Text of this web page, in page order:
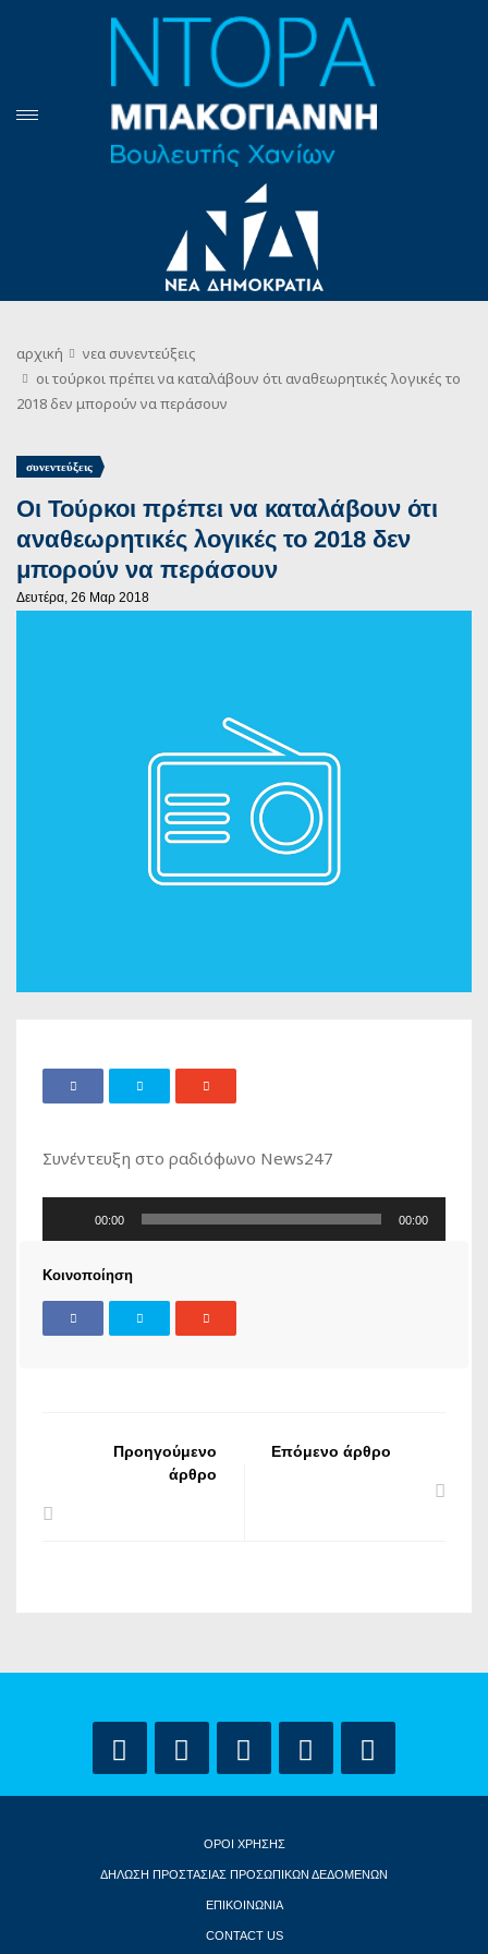
αρχική νεα συνεντεύξεις
oι τούρκοι πρέπει να καταλάβουν ότι αναθεωρητικές λογικές το
2018 δεν μπορούν να περάσουν
συνεντεύξεις
Oι Τούρκοι πρέπει να καταλάβουν ότι
αναθεωρητικές λογικές το 2018 δεν
μπορούν να περάσουν
Δευτέρα, 26 Μαρ 2018
Συνέντευξη στο ραδιόφωνο News247
00:00 00:00
Κοινοποίηση
Προηγούμενο
άρθρο
Επόμενο άρθρο
ΟΡΟΙ ΧΡΗΣΗΣ
ΔΗΛΩΣΗ ΠΡΟΣΤΑΣΙΑΣ ΠΡΟΣΩΠΙΚΩΝ ΔΕΔΟΜΕΝΩΝ
ΕΠΙΚΟΙΝΩΝΙΑ
CONTACT US